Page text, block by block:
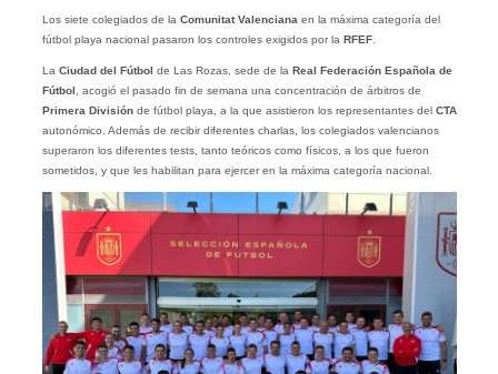
Los siete colegiados de la Comunitat Valenciana en la máxima categoría del
fútbol playa nacional pasaron los controles exigidos por la RFEF.
La Ciudad del Fútbol de Las Rozas, sede de la Real Federación Española de
Fútbol , acogió el pasado fin de semana una concentración de árbitros de
Primera Divisiónde fútbol playa, a la que asistieron los representantes del CTA
autonómico. Además de recibir diferentes charlas, los colegiados valencianos
superaron los diferentes tests, tanto teóricos como físicos, a los que fueron
sometidos, y que les habilitan para ejercer en la máxima categoría nacional.